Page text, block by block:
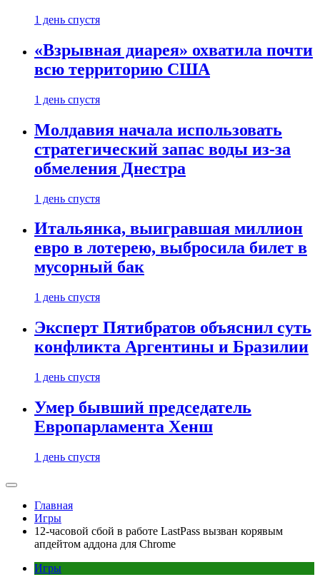
1 день спустя
«Взрывная диарея» охватила почти
всю территорию США
1 день спустя
Молдавия начала использовать
стратегический запас воды из-за
обмеления Днестра
1 день спустя
Итальянка, выигравшая миллион
евро в лотерею, выбросила билет в
мусорный бак
1 день спустя
Эксперт Пятибратов объяснил суть
конфликта Аргентины и Бразилии
1 день спустя
Умер бывший председатель
Европарламента Хенш
1 день спустя
Главная
Игры
12-часовой сбой в работе LastPass вызван корявым
апдейтом аддона для Chrome
Игры